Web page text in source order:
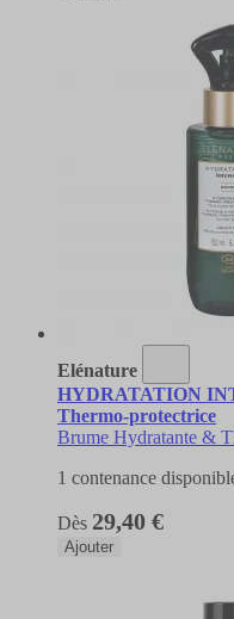
Elénature
HYDRATATION
Thermo-protectrice
Brume Hydratante &
1 contenance
Dès 29,40 €
Ajouter